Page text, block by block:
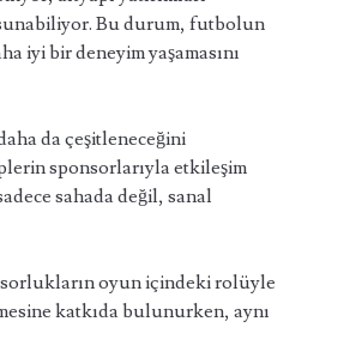
Bu durum, futbolun
iyi bir deneyim yaşamasını
da çeşitleneceğini
sponsorlarıyla etkileşim
sahada değil, sanal
oyun içindeki rolüyle
katkıda bulunurken, aynı